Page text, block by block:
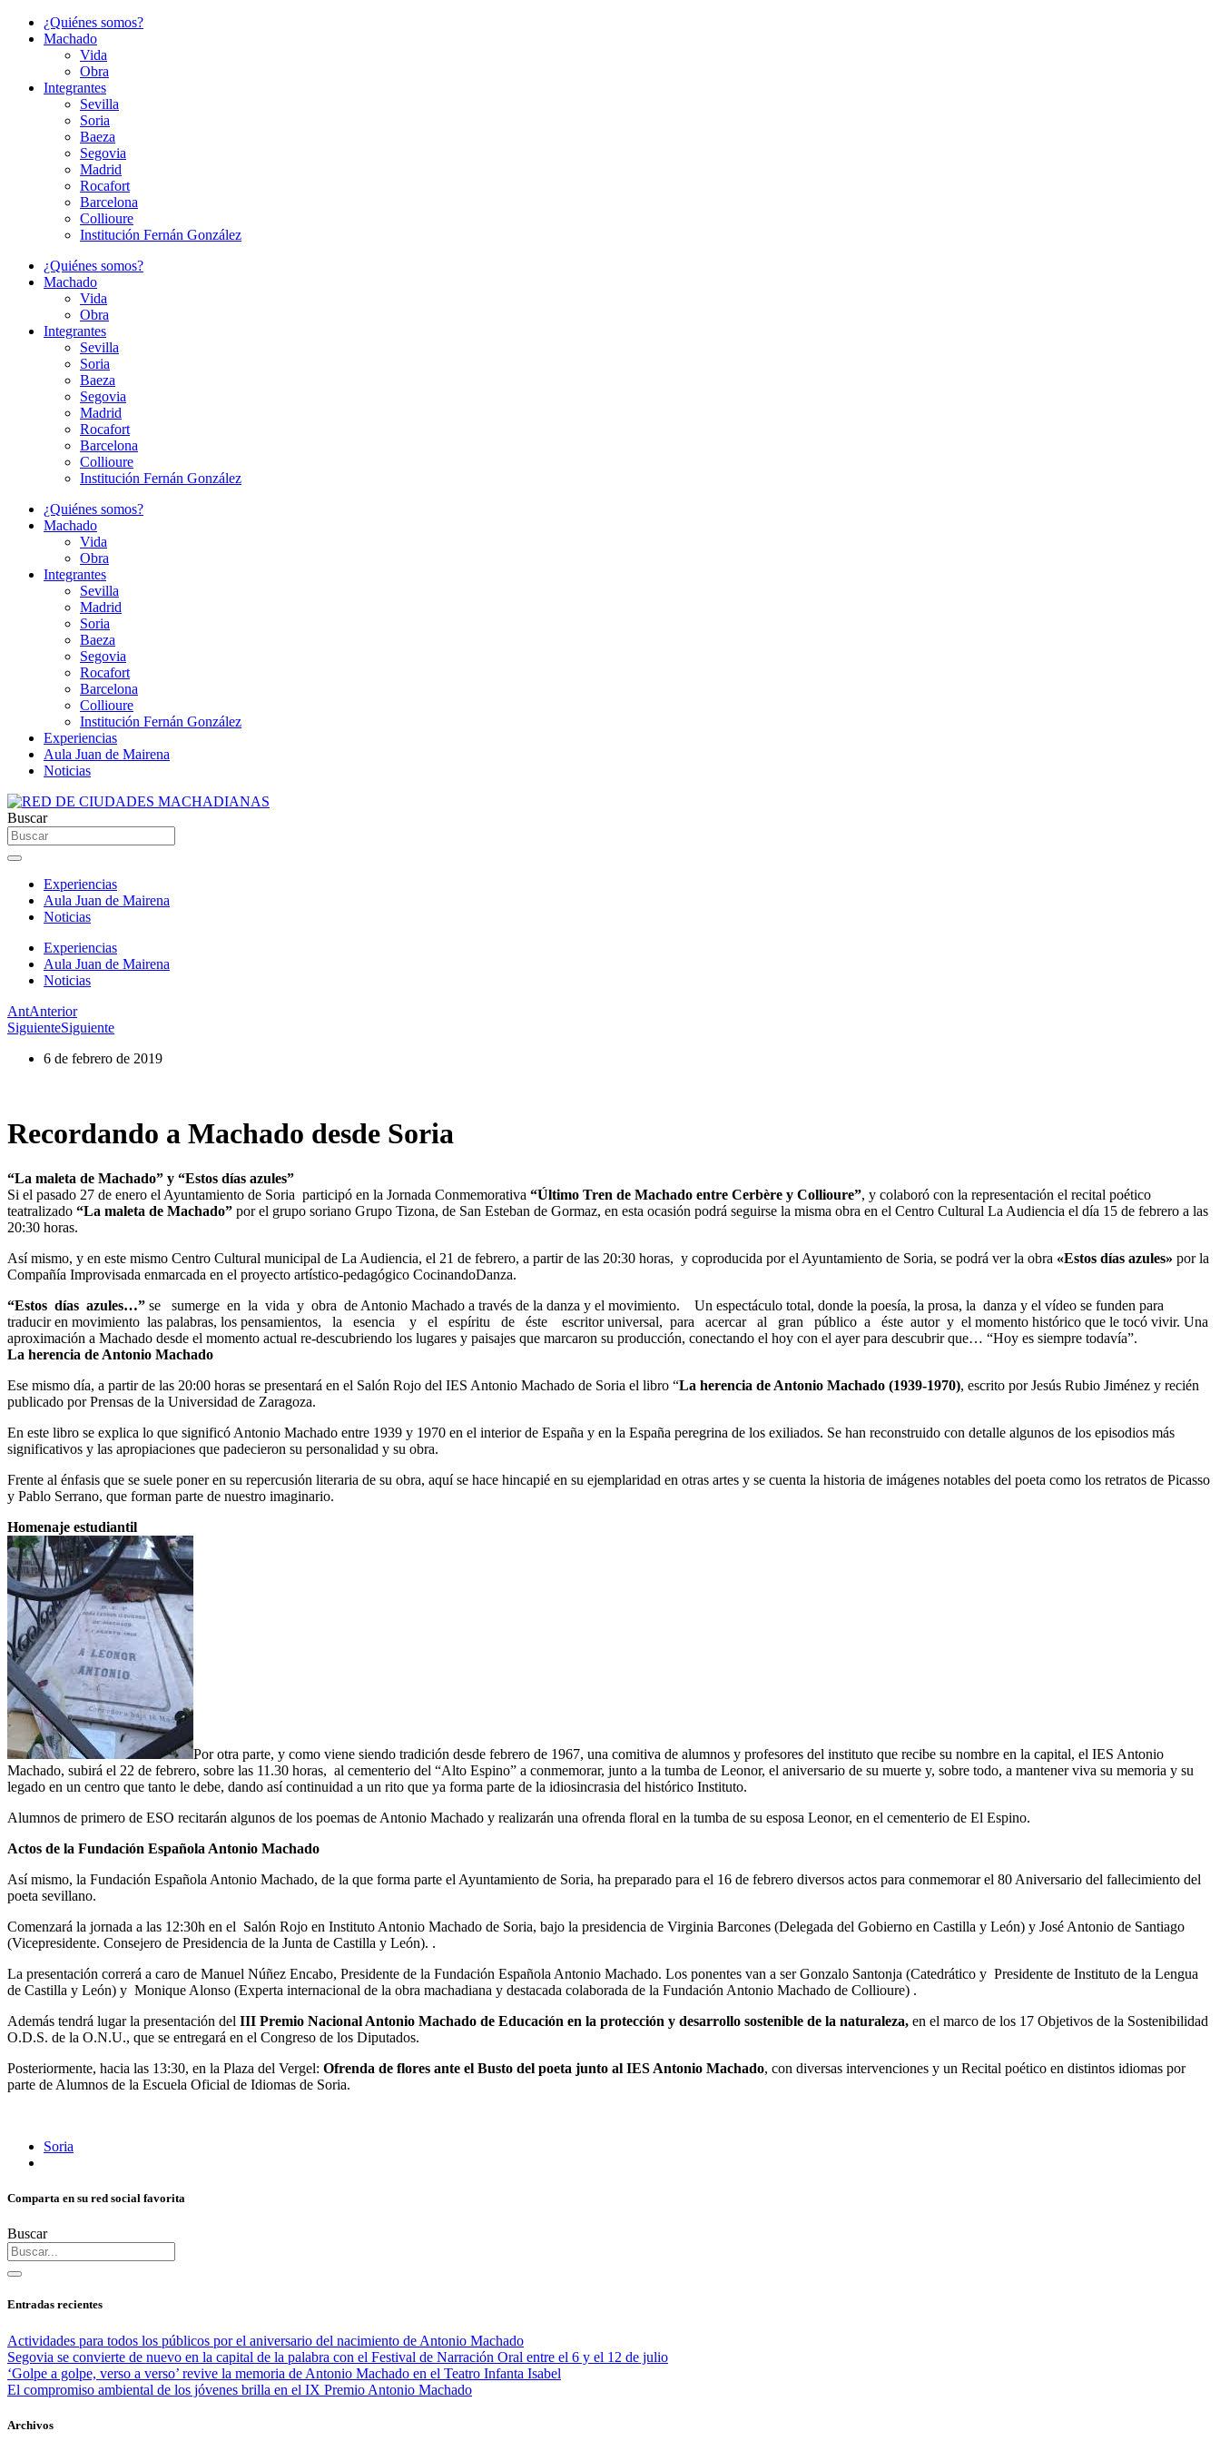
¿Quiénes somos?
Machado
Vida
Obra
Integrantes
Sevilla
Soria
Baeza
Segovia
Madrid
Rocafort
Barcelona
Collioure
Institución Fernán González
¿Quiénes somos?
Machado
Vida
Obra
Integrantes
Sevilla
Soria
Baeza
Segovia
Madrid
Rocafort
Barcelona
Collioure
Institución Fernán González
¿Quiénes somos?
Machado
Vida
Obra
Integrantes
Sevilla
Madrid
Soria
Baeza
Segovia
Rocafort
Barcelona
Collioure
Institución Fernán González
Experiencias
Aula Juan de Mairena
Noticias
Buscar
Experiencias
Aula Juan de Mairena
Noticias
Experiencias
Aula Juan de Mairena
Noticias
AntAnterior
SiguienteSiguiente
6 de febrero de 2019
Recordando a Machado desde Soria
“La maleta de Machado” y “Estos días azules”
Si el pasado 27 de enero el Ayuntamiento de Soria participó en la Jornada Conmemorativa “Último Tren de Machado entre Cerbère y Collioure”, y colaboró con la representación el recital poético
teatralizado “La maleta de Machado” por el grupo soriano Grupo Tizona, de San Esteban de Gormaz, en esta ocasión podrá seguirse la misma obra en el Centro Cultural La Audiencia el día 15 de febrero a las
20:30 horas.
Así mismo, y en este mismo Centro Cultural municipal de La Audiencia, el 21 de febrero, a partir de las 20:30 horas, y coproducida por el Ayuntamiento de Soria, se podrá ver la obra «Estos días azules» por la
Compañía Improvisada enmarcada en el proyecto artístico-pedagógico CocinandoDanza.
“Estos días azules…” se sumerge en la vida y obra de Antonio Machado a través de la danza y el movimiento. Un espectáculo total, donde la poesía, la prosa, la danza y el vídeo se funden para
traducir en movimiento las palabras, los pensamientos, la esencia y el espíritu de éste escritor universal, para acercar al gran público a éste autor y el momento histórico que le tocó vivir. Una
aproximación a Machado desde el momento actual re-descubriendo los lugares y paisajes que marcaron su producción, conectando el hoy con el ayer para descubrir que… “Hoy es siempre todavía”.
La herencia de Antonio Machado
Ese mismo día, a partir de las 20:00 horas se presentará en el Salón Rojo del IES Antonio Machado de Soria el libro “La herencia de Antonio Machado (1939-1970), escrito por Jesús Rubio Jiménez y recién
publicado por Prensas de la Universidad de Zaragoza.
En este libro se explica lo que significó Antonio Machado entre 1939 y 1970 en el interior de España y en la España peregrina de los exiliados. Se han reconstruido con detalle algunos de los episodios más
significativos y las apropiaciones que padecieron su personalidad y su obra.
Frente al énfasis que se suele poner en su repercusión literaria de su obra, aquí se hace hincapié en su ejemplaridad en otras artes y se cuenta la historia de imágenes notables del poeta como los retratos de Picasso
y Pablo Serrano, que forman parte de nuestro imaginario.
Homenaje estudiantil
Por otra parte, y como viene siendo tradición desde febrero de 1967, una comitiva de alumnos y profesores del instituto que recibe su nombre en la capital, el IES Antonio
Machado, subirá el 22 de febrero, sobre las 11.30 horas, al cementerio del “Alto Espino” a conmemorar, junto a la tumba de Leonor, el aniversario de su muerte y, sobre todo, a mantener viva su memoria y su
legado en un centro que tanto le debe, dando así continuidad a un rito que ya forma parte de la idiosincrasia del histórico Instituto.
Alumnos de primero de ESO recitarán algunos de los poemas de Antonio Machado y realizarán una ofrenda floral en la tumba de su esposa Leonor, en el cementerio de El Espino.
Actos de la Fundación Española Antonio Machado
Así mismo, la Fundación Española Antonio Machado, de la que forma parte el Ayuntamiento de Soria, ha preparado para el 16 de febrero diversos actos para conmemorar el 80 Aniversario del fallecimiento del
poeta sevillano.
Comenzará la jornada a las 12:30h en el Salón Rojo en Instituto Antonio Machado de Soria, bajo la presidencia de Virginia Barcones (Delegada del Gobierno en Castilla y León) y José Antonio de Santiago
(Vicepresidente. Consejero de Presidencia de la Junta de Castilla y León). .
La presentación correrá a caro de Manuel Núñez Encabo, Presidente de la Fundación Española Antonio Machado. Los ponentes van a ser Gonzalo Santonja (Catedrático y Presidente de Instituto de la Lengua
de Castilla y León) y Monique Alonso (Experta internacional de la obra machadiana y destacada colaborada de la Fundación Antonio Machado de Collioure) .
Además tendrá lugar la presentación del III Premio Nacional Antonio Machado de Educación en la protección y desarrollo sostenible de la naturaleza, en el marco de los 17 Objetivos de la Sostenibilidad
O.D.S. de la O.N.U., que se entregará en el Congreso de los Diputados.
Posteriormente, hacia las 13:30, en la Plaza del Vergel: Ofrenda de flores ante el Busto del poeta junto al IES Antonio Machado, con diversas intervenciones y un Recital poético en distintos idiomas por
parte de Alumnos de la Escuela Oficial de Idiomas de Soria.
Soria
Comparta en su red social favorita
Buscar
Entradas recientes
Actividades para todos los públicos por el aniversario del nacimiento de Antonio Machado
Segovia se convierte de nuevo en la capital de la palabra con el Festival de Narración Oral entre el 6 y el 12 de julio
‘Golpe a golpe, verso a verso’ revive la memoria de Antonio Machado en el Teatro Infanta Isabel
El compromiso ambiental de los jóvenes brilla en el IX Premio Antonio Machado
Archivos